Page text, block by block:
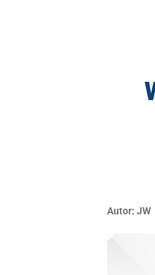
Autor: JW